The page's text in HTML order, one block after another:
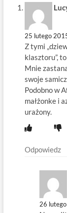
25 lutego
Z tymi
klasztoru”,
Mnie
swoje
Podobno w
małżonke i
urażony.
Odpowiedz
26